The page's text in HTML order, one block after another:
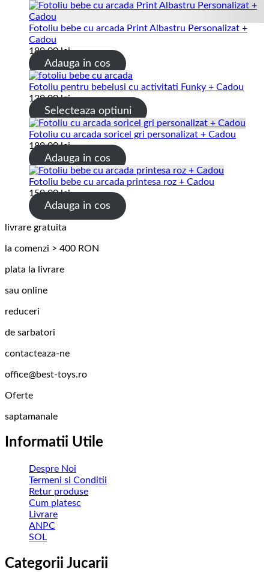
Fotoliu bebe cu arcada Print Albastru Personalizat +
Cadou
189.00lei
Adauga in cos
Fotoliu pentru bebelusi cu activitati Funky + Cadou
139.00lei
Selecteaza optiuni
Fotoliu cu arcada soricel gri personalizat + Cadou
189.00lei
Adauga in cos
Fotoliu bebe cu arcada printesa roz + Cadou
159.00lei
Adauga in cos
livrare gratuita
la comenzi > 400 RON
plata la livrare
sau online
reduceri
de sarbatori
contacteaza-ne
office@best-toys.ro
Oferte
saptamanale
Informatii Utile
Despre Noi
Termeni si Conditii
Retur produse
Cum platesc
Livrare
ANPC
SOL
Categorii Jucarii